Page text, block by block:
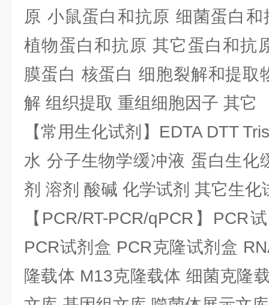
原 小鼠蛋白和抗原 细菌蛋白
植物蛋白和抗原 其它蛋白和抗
膜蛋白 核蛋白 细胞裂解和提取
解 组织提取 重组细胞因子 其它
【常用生化试剂】EDTA DTT
水 分子生物学缓冲液 蛋白生化
剂 溶剂 酸碱 化学试剂 其它生化
【PCR/RT-PCR/qPCR】PCR
PCR试剂盒 PCR克隆试剂盒
隆载体 M13克隆载体 细菌克隆